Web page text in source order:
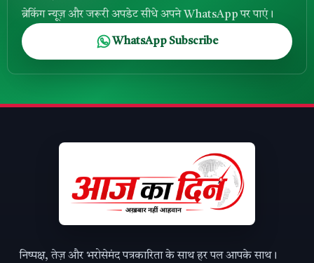
ब्रेकिंग न्यूज़ और जरूरी अपडेट सीधे अपने WhatsApp पर पाएं।
WhatsApp Subscribe
निष्पक्ष, तेज़ और भरोसेमंद पत्रकारिता के साथ हर पल आपके साथ।